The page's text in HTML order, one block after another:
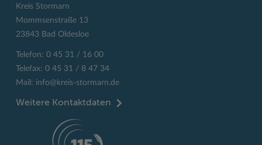
Kreis Stormarn
Mommsenstraße 13
23843 Bad Oldesloe
Telefon: 0 45 31 / 16 00
Telefax: 0 45 31 / 8 47 34
Mail: info@kreis-stormarn.de
Weitere Kontaktdaten